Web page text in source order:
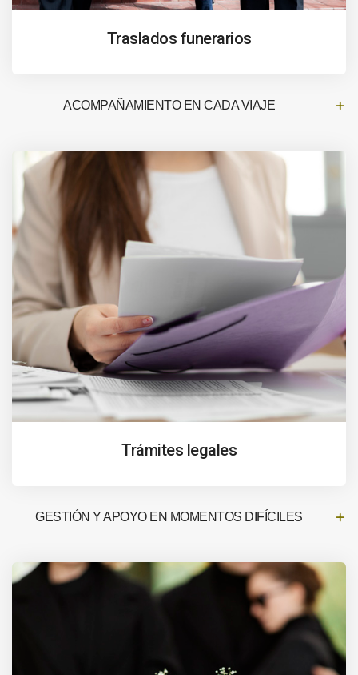
Traslados funerarios
ACOMPAÑAMIENTO EN CADA VIAJE
Trámites legales
GESTIÓN Y APOYO EN MOMENTOS DIFÍCILES